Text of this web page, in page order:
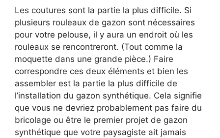
Les coutures sont la partie la plus difficile. Si
plusieurs rouleaux de gazon sont nécessaires
pour votre pelouse, il y aura un endroit où les
rouleaux se rencontreront. (Tout comme la
moquette dans une grande pièce.) Faire
correspondre ces deux éléments et bien les
assembler est la partie la plus difficile de
l’installation du gazon synthétique. Cela signifie
que vous ne devriez probablement pas faire du
bricolage ou être le premier projet de gazon
synthétique que votre paysagiste ait jamais